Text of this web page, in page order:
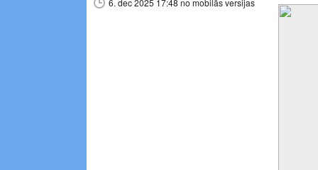
6. dec 2025 17:48 no mobilās versijas